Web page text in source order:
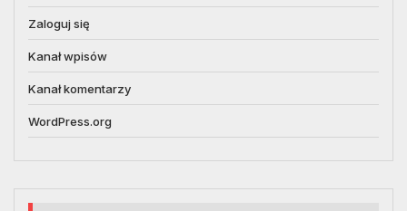
Zaloguj się
Kanał wpisów
Kanał komentarzy
WordPress.org